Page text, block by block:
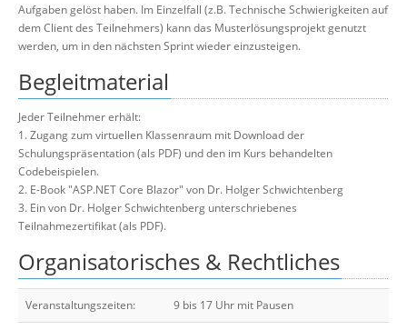
Aufgaben gelöst haben. Im Einzelfall (z.B. Technische Schwierigkeiten auf
dem Client des Teilnehmers) kann das Musterlösungsprojekt genutzt
werden, um in den nächsten Sprint wieder einzusteigen.
Begleitmaterial
Jeder Teilnehmer erhält:
1. Zugang zum virtuellen Klassenraum mit Download der
Schulungspräsentation (als PDF) und den im Kurs behandelten
Codebeispielen.
2. E-Book "ASP.NET Core Blazor" von Dr. Holger Schwichtenberg
3. Ein von Dr. Holger Schwichtenberg unterschriebenes
Teilnahmezertifikat (als PDF).
Organisatorisches & Rechtliches
Veranstaltungszeiten: 9 bis 17 Uhr mit Pausen